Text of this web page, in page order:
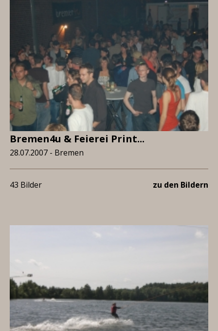
Bremen4u & Feierei Print...
28.07.2007 - Bremen
43 Bilder zu den Bildern